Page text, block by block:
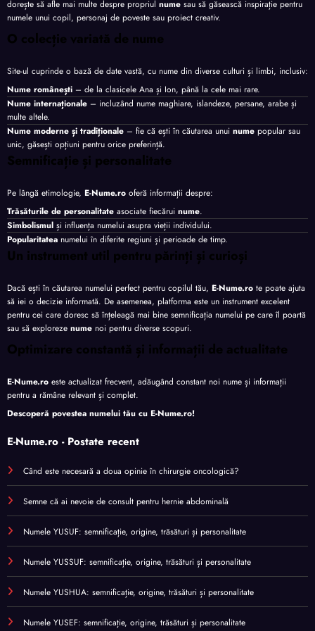
dorește să afle mai multe despre propriul nume sau să găsească inspirație pentru
numele unui copil, personaj de poveste sau proiect creativ.
O colecție variată de nume
Site-ul cuprinde o bază de date vastă, cu nume din diverse culturi și limbi, inclusiv:
Nume românești – de la clasicele Ana și Ion, până la cele mai rare.
Nume internaționale – incluzând nume maghiare, islandeze, persane, arabe și
multe altele.
Nume moderne și tradiționale – fie că ești în căutarea unui nume popular sau
unic, găsești opțiuni pentru orice preferință.
Semnificație și personalitate
Pe lângă etimologie, E-Nume.ro oferă informații despre:
Trăsăturile de personalitate asociate fiecărui nume.
Simbolismul și influența numelui asupra vieții individului.
Popularitatea numelui în diferite regiuni și perioade de timp.
Un instrument util pentru părinți și curioși
Dacă ești în căutarea numelui perfect pentru copilul tău, E-Nume.ro te poate ajuta
să iei o decizie informată. De asemenea, platforma este un instrument excelent
pentru cei care doresc să înțeleagă mai bine semnificația numelui pe care îl poartă
sau să exploreze nume noi pentru diverse scopuri.
Optimizare constantă și informații de actualitate
E-Nume.ro este actualizat frecvent, adăugând constant noi nume și informații
pentru a rămâne relevant și complet.
Descoperă povestea numelui tău cu E-Nume.ro!
E-Nume.ro - Postate recent
Când este necesară a doua opinie în chirurgie oncologică?
Semne că ai nevoie de consult pentru hernie abdominală
Numele YUSUF: semnificație, origine, trăsături și personalitate
Numele YUSSUF: semnificație, origine, trăsături și personalitate
Numele YUSHUA: semnificație, origine, trăsături și personalitate
Numele YUSEF: semnificație, origine, trăsături și personalitate